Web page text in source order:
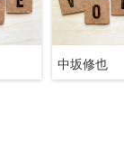
中坂修也